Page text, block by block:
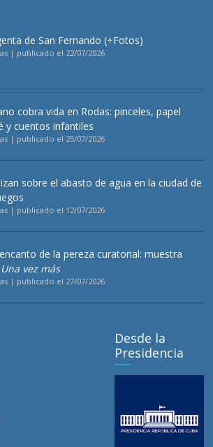
de San Fernando (+Fotos)
| publicado el 22/07/2026
cobra vida en Rodas: pinceles, papel
y cuentos infantiles
| publicado el 25/07/2026
sobre el abasto de agua en la ciudad de
| publicado el 12/07/2026
de la pereza curatorial: muestra
Una vez más
| publicado el 27/07/2026
Desde la
Presidencia